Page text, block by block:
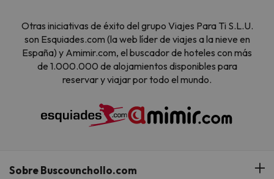
Otras iniciativas de éxito del grupo Viajes Para Ti S.L.U.
son Esquiades.com (la web líder de viajes a la nieve en
España) y Amimir.com, el buscador de hoteles con más
de 1.000.000 de alojamientos disponibles para
reservar y viajar por todo el mundo.
Sobre Buscounchollo.com